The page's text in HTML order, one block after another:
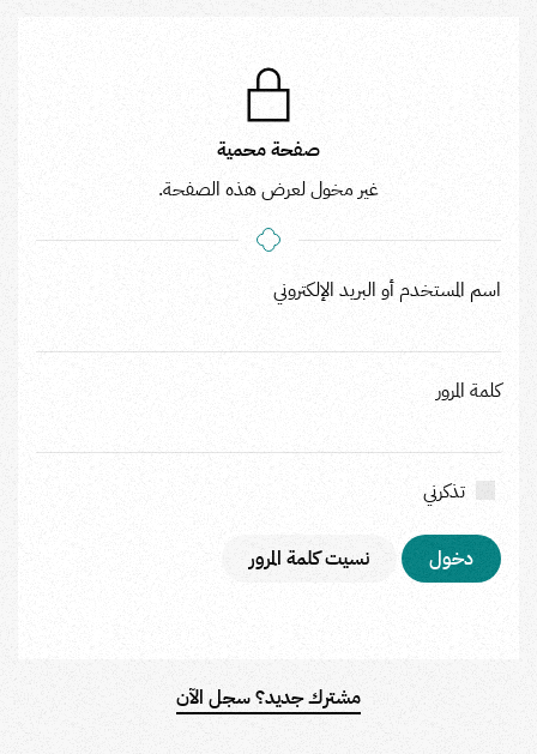
صفحة محمية
غير مخول لعرض هذه الصفحة.
اسم المستخدم أو البريد الإلكتروني
كلمة المرور
تذكرني
نسيت كلمة المرور
مشترك جديد؟ سجل الآن